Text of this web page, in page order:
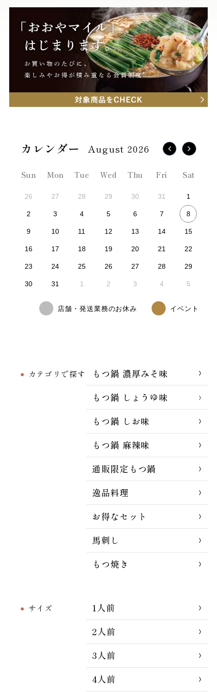
カテゴリで探す
もつ鍋 濃厚みそ味
もつ鍋 しょうゆ味
もつ鍋 しお味
もつ鍋 麻辣味
通販限定もつ鍋
逸品料理
お得なセット
馬刺し
もつ焼き
サイズ
1人前
2人前
3人前
4人前
August 2026
Sun Mon Tue Wed Thu Fri Sat
26 27 28 29 30 31 1
2 3 4 5 6 7 8
9 10 11 12 13 14 15
16 17 18 19 20 21 22
23 24 25 26 27 28 29
30 31 1 2 3 4 5
店舗・発送業務のお休み イベント